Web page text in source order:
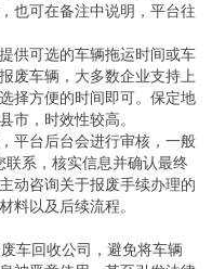
也可在备注中说明，平台往
供可选的车辆拖运时间或车
废车辆，大多数企业支持上
择方便的时间即可。保定地
市，时效性较高。
平台后台会进行审核，一般
系，核实信息并确认最终
动咨询关于报废手续办理的
料以及后续流程。
车回收公司，避免将车辆